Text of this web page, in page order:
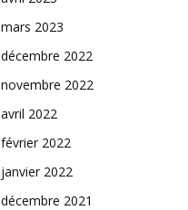
mars 2023
décembre 2022
novembre 2022
avril 2022
février 2022
janvier 2022
décembre 2021